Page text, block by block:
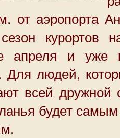
от аэропорта
курортов
апреля и уже
Для людей,
всей дружной
будет